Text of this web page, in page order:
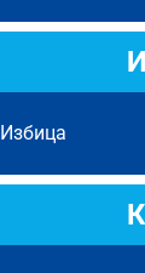
И
Избица
К